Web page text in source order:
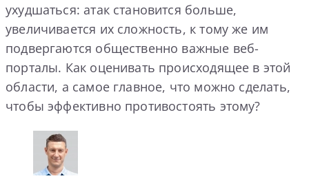
ухудшаться: атак становится больше,
увеличивается их сложность, к тому же им
подвергаются общественно важные веб-
порталы. Как оценивать происходящее в этой
области, а самое главное, что можно сделать,
чтобы эффективно противостоять этому?